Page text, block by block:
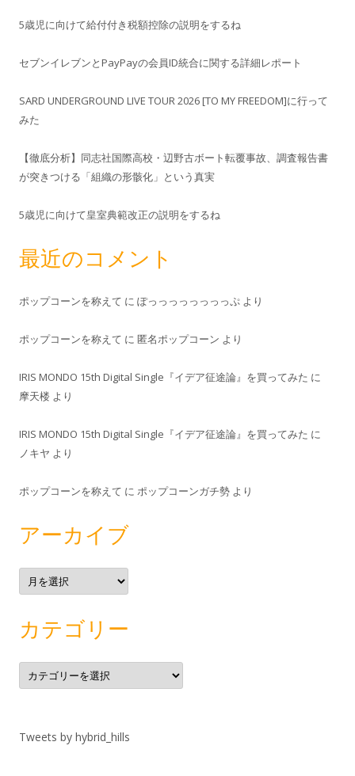
5歳児に向けて給付付き税額控除の説明をするね
セブンイレブンとPayPayの会員ID統合に関する詳細レポート
SARD UNDERGROUND LIVE TOUR 2026 [TO MY FREEDOM]に行って
みた
【徹底分析】同志社国際高校・辺野古ボート転覆事故、調査報告書
が突きつける「組織の形骸化」という真実
5歳児に向けて皇室典範改正の説明をするね
最近のコメント
ポップコーンを称えて に ぽっっっっっっっっぷ より
ポップコーンを称えて に 匿名ポップコーン より
IRIS MONDO 15th Digital Single『イデア征途論』を買ってみた に
摩天楼 より
IRIS MONDO 15th Digital Single『イデア征途論』を買ってみた に
ノキヤ より
ポップコーンを称えて に ポップコーンガチ勢 より
アーカイブ
ア
ー
カ
カテゴリー
カ
テ
ゴ
Tweets by hybrid_hills